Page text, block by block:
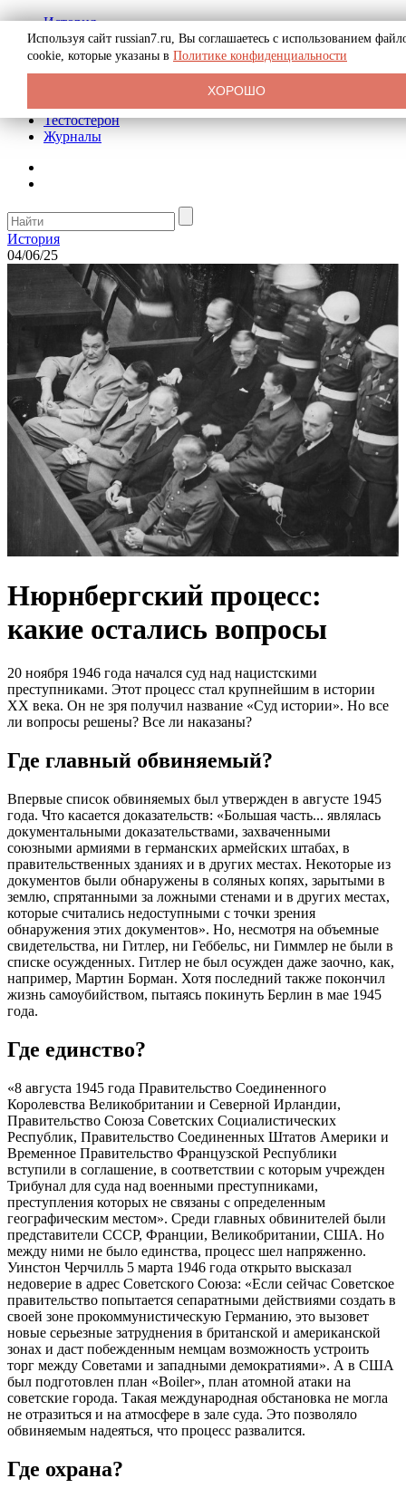
История
Биография
Криминал
Реклама на сайте
Тестостерон
Журналы
История
04/06/25
Нюрнбергский процесс:
какие остались вопросы
20 ноября 1946 года начался суд над нацистскими
преступниками. Этот процесс стал крупнейшим в истории
ХХ века. Он не зря получил название «Суд истории». Но все
ли вопросы решены? Все ли наказаны?
Где главный обвиняемый?
Впервые список обвиняемых был утвержден в августе 1945
года. Что касается доказательств: «Большая часть... являлась
документальными доказательствами, захваченными
союзными армиями в германских армейских штабах, в
правительственных зданиях и в других местах. Некоторые из
документов были обнаружены в соляных копях, зарытыми в
землю, спрятанными за ложными стенами и в других местах,
которые считались недоступными с точки зрения
обнаружения этих документов». Но, несмотря на объемные
свидетельства, ни Гитлер, ни Геббельс, ни Гиммлер не были в
списке осужденных. Гитлер не был осужден даже заочно, как,
например, Мартин Борман. Хотя последний также покончил
жизнь самоубийством, пытаясь покинуть Берлин в мае 1945
года.
Где единство?
«8 августа 1945 года Правительство Соединенного
Королевства Великобритании и Северной Ирландии,
Правительство Союза Советских Социалистических
Республик, Правительство Соединенных Штатов Америки и
Временное Правительство Французской Республики
вступили в соглашение, в соответствии с которым учрежден
Трибунал для суда над военными преступниками,
преступления которых не связаны с определенным
географическим местом». Среди главных обвинителей были
представители СССР, Франции, Великобритании, США. Но
между ними не было единства, процесс шел напряженно.
Уинстон Черчилль 5 марта 1946 года открыто высказал
недоверие в адрес Советского Союза: «Если сейчас Советское
правительство попытается сепаратными действиями создать в
своей зоне прокоммунистическую Германию, это вызовет
новые серьезные затруднения в британской и американской
зонах и даст побежденным немцам возможность устроить
торг между Советами и западными демократиями». А в США
был подготовлен план «Boiler», план атомной атаки на
советские города. Такая международная обстановка не могла
не отразиться и на атмосфере в зале суда. Это позволяло
обвиняемым надеяться, что процесс развалится.
Где охрана?
Используя сайт russian7.ru, Вы соглашаетесь с использованием
cookie, которые указаны в Политике конфиденциальности
ХОРОШО